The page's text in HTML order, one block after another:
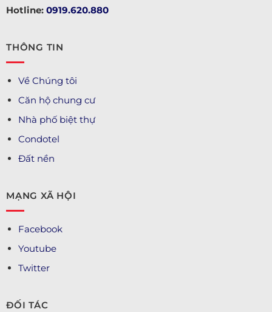
Hotline: 0919.620.880
THÔNG TIN
Về Chúng tôi
Căn hộ chung cư
Nhà phố biệt thự
Condotel
Đất nền
MẠNG XÃ HỘI
Facebook
Youtube
Twitter
ĐỐI TÁC